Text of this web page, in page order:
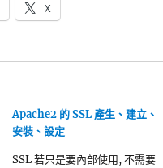
X
Apache2 的 SSL 產生、建立、
安裝、設定
SSL 若只是要內部使用, 不需要